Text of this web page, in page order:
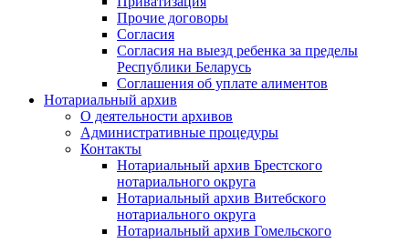
Прочие договоры
Согласия
Согласия на выезд ребенка за пределы
Республики Беларусь
Соглашения об уплате алиментов
Нотариальный архив
О деятельности архивов
Административные процедуры
Контакты
Нотариальный архив Брестского
нотариального округа
Нотариальный архив Витебского
нотариального округа
Нотариальный архив Гомельского